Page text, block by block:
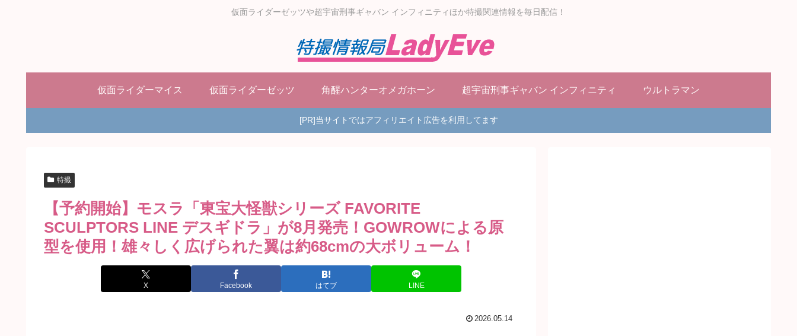
仮面ライダーゼッツや超宇宙刑事ギャバン インフィニティほか特撮関連情報を毎日配信！
仮面ライダーマイス 仮面ライダーゼッツ 角醒ハンターオメガホーン 超宇宙刑事ギャバン インフィニティ ウルトラマン
[PR]当サイトではアフィリエイト広告を利用してます
特撮
【予約開始】モスラ「東宝大怪獣シリーズ FAVORITE
SCULPTORS LINE デスギドラ」が8月発売！GOWROWによる原
型を使用！雄々しく広げられた翼は約68cmの大ボリューム！
X Facebook はてブ LINE
2026.05.14